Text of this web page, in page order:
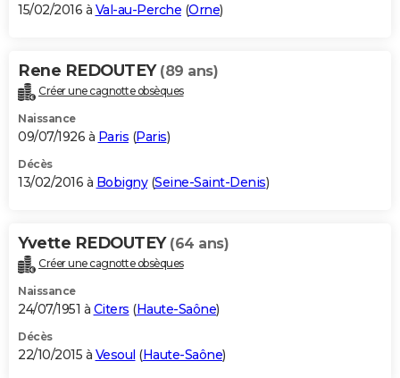
15/02/2016 à Val-au-Perche (Orne)
Rene REDOUTEY (89 ans)
Créer une cagnotte obsèques
Naissance
09/07/1926 à Paris (Paris)
Décès
13/02/2016 à Bobigny(Seine-Saint-Denis)
Yvette REDOUTEY (64 ans)
Créer une cagnotte obsèques
Naissance
24/07/1951 à Citers (Haute-Saône)
Décès
22/10/2015 à Vesoul (Haute-Saône)